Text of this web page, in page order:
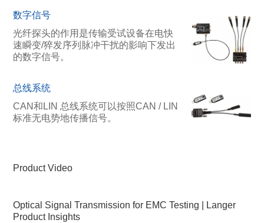
数字信号
光纤探头的作用是传输受试设备在电快
速瞬变/猝发序列脉冲干扰的影响下发出
的数字信号。
总线系统
CAN和LIN 总线系统可以按照CAN / LIN
标准无电势地传播信号。
Product Video
Optical Signal Transmission for EMC Testing | Langer
Product Insights